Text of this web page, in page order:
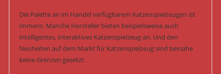
Die Palette an im Handel verfügbarem Katzenspielzeugen ist
immens. Manche Hersteller bieten beispielsweise auch
intelligentes, interaktives Katzenspielzeug an. Und den
Neuheiten auf dem Markt für Katzenspielzeug sind beinahe
keine Grenzen gesetzt.